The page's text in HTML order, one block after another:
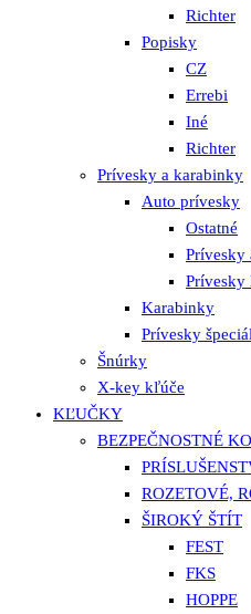
Richter
Popisky
CZ
Errebi
Iné
Richter
Prívesky a karabinky
Auto prívesky
Ostatné
Prívesky
Prívesky
Karabinky
Prívesky špeciál
Šnúrky
X-key kľúče
KĽUČKY
BEZPEČNOSTNÉ
ROZETOVÉ,
ŠIROKÝ ŠTÍT
FEST
FKS
HOPPE